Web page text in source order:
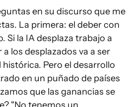
en su discurso que me
La primera: el deber con
Si la IA desplaza trabajo a
los desplazados va a ser
Pero el desarrollo
en un puñado de países
que las ganancias se